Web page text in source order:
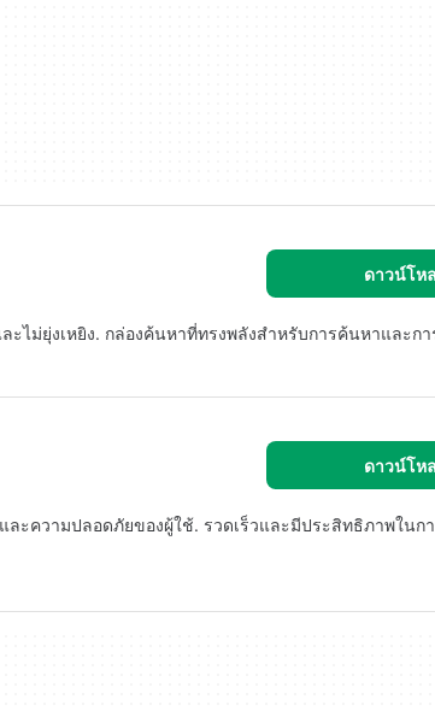
ดาวน์โห
ะไม่ยุ่งเหยิง. กล่องค้นหาที่ทรงพลังสำหรับการค้นหาและก
ดาวน์โห
ะความปลอดภัยของผู้ใช้. รวดเร็วและมีประสิทธิภาพในก